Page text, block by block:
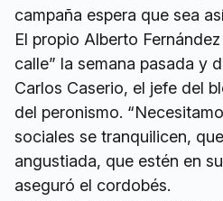
campaña espera que sea
El propio Alberto
calle” la semana pasada y
Carlos Caserio, el jefe del
del peronismo.
sociales se tranquilicen,
angustiada, que estén en
aseguró el cordobés.